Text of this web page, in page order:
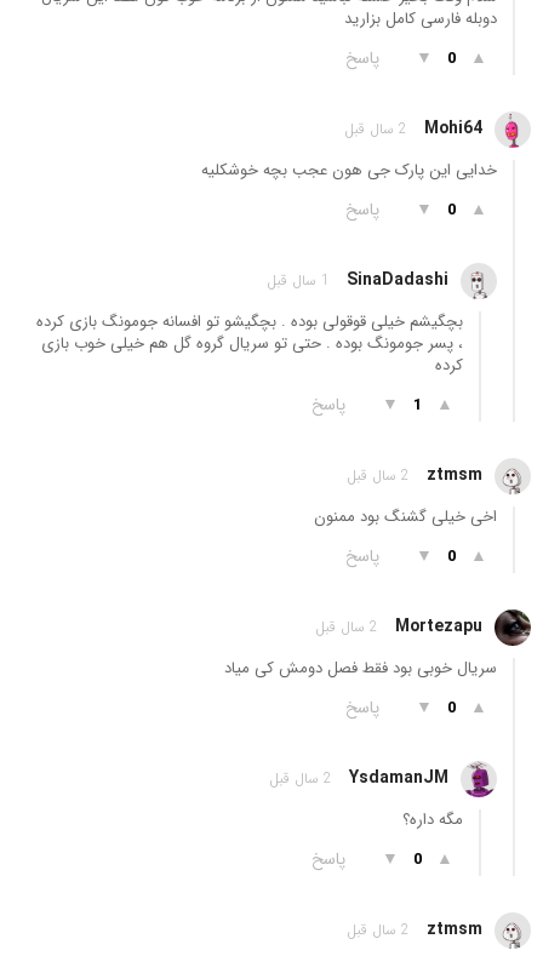
دوبله فارسی کامل بزارید
▲
0
▼ پاسخ
Mohi64 2 سال قبل
خدایی این پارک جی هون عجب بچه خوشکلیه
▲
0
▼ پاسخ
SinaDadashi 1 سال قبل
بچگیشم خیلی قوقولی بوده . بچگیشو تو افسانه جومونگ بازی کرده
، پسر جومونگ بوده . حتی تو سریال گروه گل هم خیلی خوب بازی
کرده
▲
1
▼ پاسخ
ztmsm 2 سال قبل
اخی خیلی گشنگ بود ممنون
▲
0
▼ پاسخ
Mortezapu 2 سال قبل
سریال خوبی بود فقط فصل دومش کی میاد
▲
0
▼ پاسخ
YsdamanJM 2 سال قبل
مگه داره؟
▲
0
▼ پاسخ
ztmsm 2 سال قبل